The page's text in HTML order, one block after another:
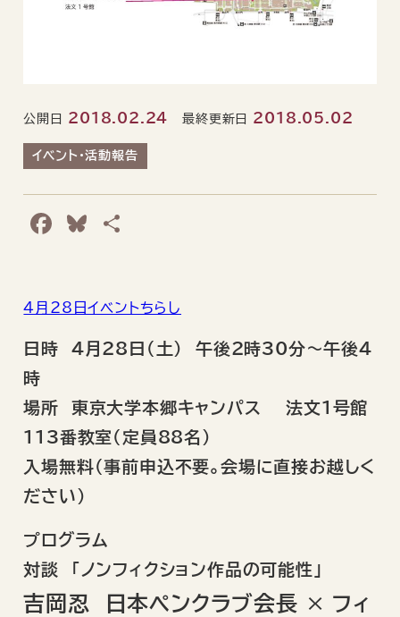
公開日 2018.02.24 最終更新日 2018.05.02
イベント・活動報告
F
e
b
o
k
B
e
s
k
y
4月28日イベントちらし
日時 4月28日（土） 午後2時30分～午後4
時
場所 東京大学本郷キャンパス 法文1号館
113番教室（定員88名）
入場無料（事前申込不要。会場に直接お越しく
ださい）
プログラム
対談 「ノンフィクション作品の可能性」
吉岡忍 日本ペンクラブ会長 × フィ